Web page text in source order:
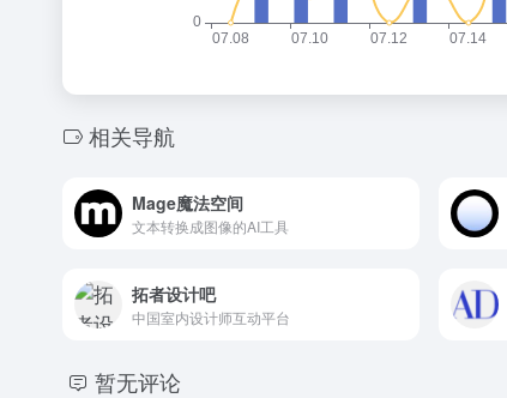
相关导航
Mage魔法空间
文本转换成图像的AI工具
拓者设计吧
中国室内设计师互动平台
暂无评论